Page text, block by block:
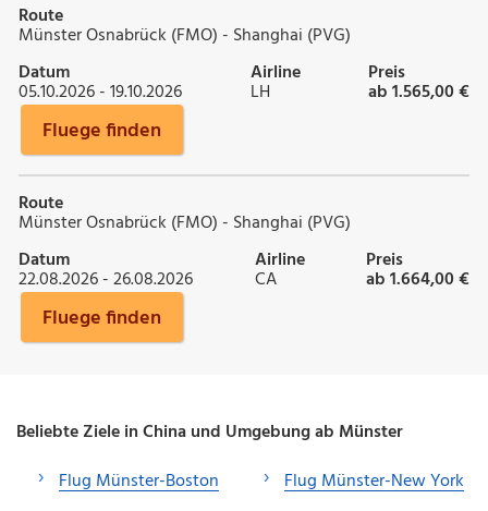
Route
Münster Osnabrück (FMO) - Shanghai (PVG)
Datum
05.10.2026 - 19.10.2026
Airline
LH
Preis
ab 1.565,00 €
Fluege finden
Route
Münster Osnabrück (FMO) - Shanghai (PVG)
Datum
22.08.2026 - 26.08.2026
Airline
CA
Preis
ab 1.664,00 €
Fluege finden
Beliebte Ziele in China und Umgebung ab Münster
Flug Münster-Boston
Flug Münster-New York